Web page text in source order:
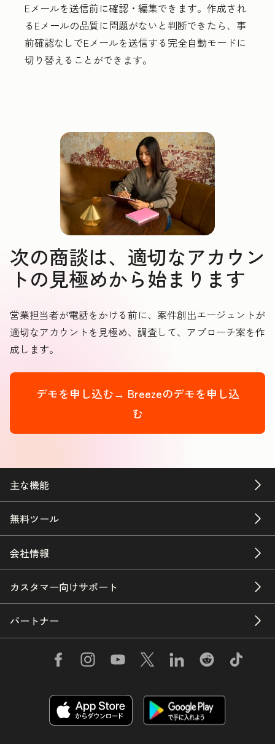
Eメールを送信前に確認・編集できます。作成され
るEメールの品質に問題がないと判断できたら、事
前確認なしでEメールを送信する完全自動モードに
切り替えることができます。
次の商談は、適切なアカウン
トの見極めから始まります
営業担当者が電話をかける前に、案件創出エージェントが
適切なアカウントを見極め、調査して、アプローチ案を作
成します。
デモを申し込む→ Breezeのデモを申し込
む
主な機能
無料ツール
会社情報
カスタマー向けサポート
パートナー